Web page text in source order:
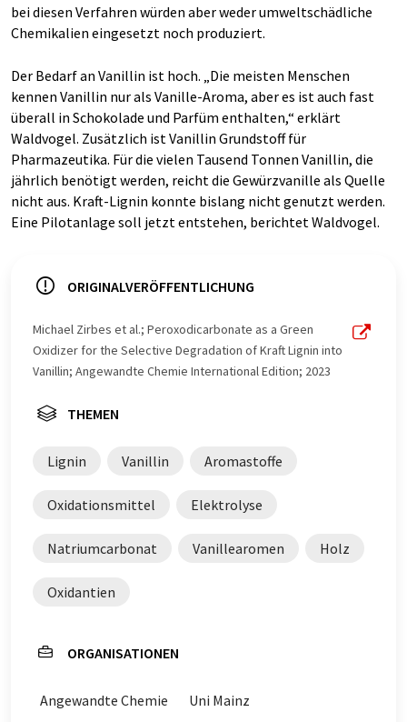
bei diesen Verfahren würden aber weder umweltschädliche
Chemikalien eingesetzt noch produziert.
Der Bedarf an Vanillin ist hoch. „Die meisten Menschen
kennen Vanillin nur als Vanille-Aroma, aber es ist auch fast
überall in Schokolade und Parfüm enthalten,“ erklärt
Waldvogel. Zusätzlich ist Vanillin Grundstoff für
Pharmazeutika. Für die vielen Tausend Tonnen Vanillin, die
jährlich benötigt werden, reicht die Gewürzvanille als Quelle
nicht aus. Kraft-Lignin konnte bislang nicht genutzt werden.
Eine Pilotanlage soll jetzt entstehen, berichtet Waldvogel.
ORIGINALVERÖFFENTLICHUNG
Michael Zirbes et al.; Peroxodicarbonate as a Green
Oxidizer for the Selective Degradation of Kraft Lignin into
Vanillin; Angewandte Chemie International Edition; 2023
THEMEN
Lignin Vanillin Aromastoffe
Oxidationsmittel Elektrolyse
Natriumcarbonat Vanillearomen Holz
Oxidantien
ORGANISATIONEN
Angewandte Chemie Uni Mainz